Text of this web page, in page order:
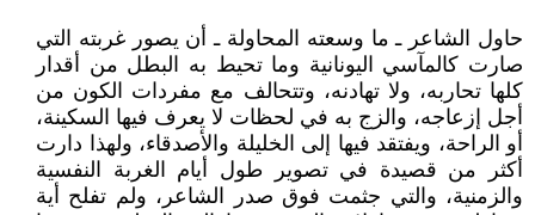
حاول الشاعر ـ ما وسعته المحاولة ـ أن يصور غربته التي
صارت كالمآسي اليونانية وما تحيط به البطل من أقدار
كلها تحاربه، ولا تهادنه، وتتحالف مع مفردات الكون من
أجل إزعاجه، والزج به في لحظات لا يعرف فيها السكينة،
أو الراحة، ويفتقد فيها إلى الخليلة والأصدقاء، ولهذا دارت
أكثر من قصيدة في تصوير طول أيام الغربة النفسية
والزمنية، والتي جثمت فوق صدر الشاعر، ولم تفلح أية